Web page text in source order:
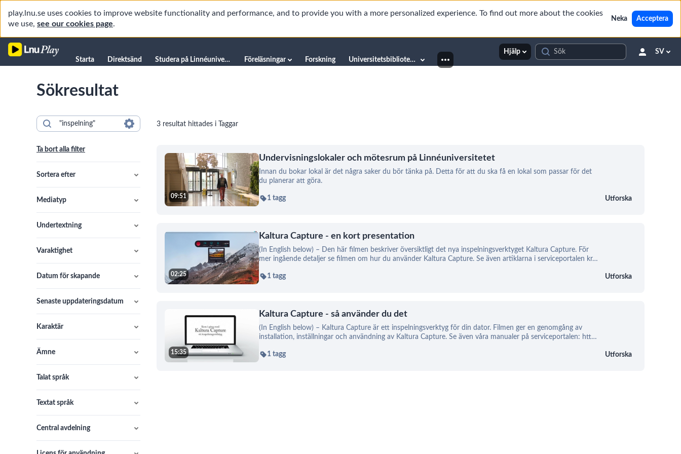
play.lnu.se uses cookies to improve website functionality and performance, and to provide you with a more personalized experience. To find out more about the cookies
we use, see our cookies page.
Neka Acceptera
Starta
Forskning
Manualer
Kanaler
Starta Direktsänd Studera på Linnéuniversitetet Föreläsningar Forskning Universitetsbiblioteket
Hjälp SV
Sökresultat
Ta bort alla filter
Sortera efter
Mediatyp
Undertextning
Varaktighet
Datum för skapande
Senaste uppdateringsdatum
Karaktär
Ämne
Talat språk
Textat språk
Central avdelning
3 resultat hittades i Taggar
09:51
Undervisningslokaler och mötesrum på Linnéuniversitetet
Innan du bokar lokal är det några saker du bör tänka på. Detta för att du ska få en lokal som passar för det
du planerar att göra.
1 tagg Utforska
02:25
Kaltura Capture - en kort presentation
(In English below) – Den här filmen beskriver översiktligt det nya inspelningsverktyget Kaltura Capture. För
mer ingående detaljer se filmen om hur du använder Kaltura Capture. Se även artiklarna i serviceportalen kr…
1 tagg Utforska
15:35
Kaltura Capture - så använder du det
(In English below) – Kaltura Capture är ett inspelningsverktyg för din dator. Filmen ger en genomgång av
installation, inställningar och användning av Kaltura Capture. Se även våra manualer på serviceportalen: htt…
1 tagg Utforska